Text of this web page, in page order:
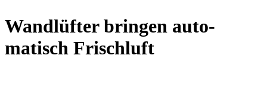
Wand­lüfter bringen auto­
matisch Frisch­luft